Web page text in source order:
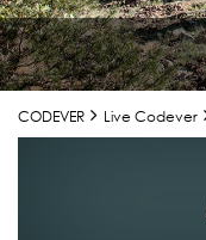
CODEVER Live Codever